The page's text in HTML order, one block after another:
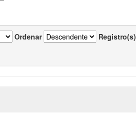
Ordenar Registro(s)